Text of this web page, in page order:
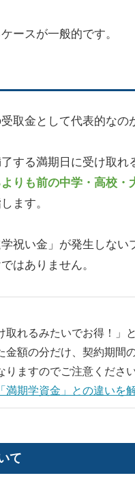
ースが一般的です。
取金として代表的なの
する満期日に受け取れ
りも前の中学・高校
ます。
祝い金」が発生しない
はありません。
取れるみたいでお得！」
金額の分だけ、契約期間
ますのでご注意ください
期学資金」との違いを
て